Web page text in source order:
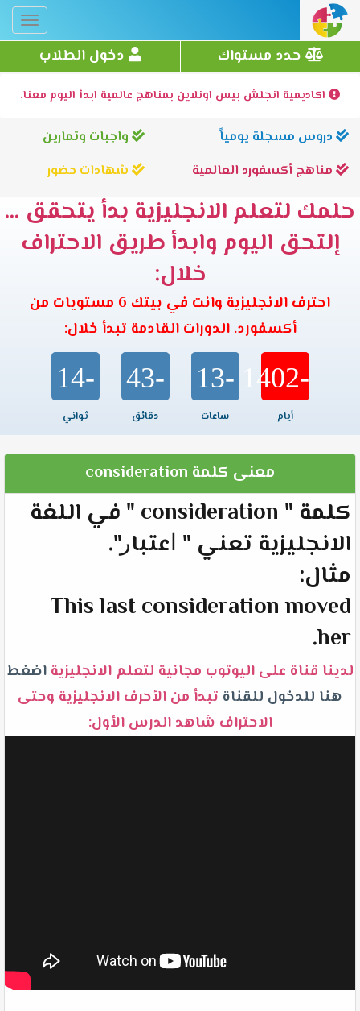
حدد مستواك دخول الطلاب
اكاديمية انجلش بيس اونلاين بمناهج عالمية ابدأ اليوم معنا.
دروس مسجلة يومياً
واجبات وتمارين
مناهج أكسفورد العالمية
شهادات حضور
حلمك لتعلم الانجليزية بدأ يتحقق ...
إلتحق اليوم وابدأ طريق الاحتراف
خلال:
احترف الانجليزية وانت في بيتك 6 مستويات من
أكسفورد. الدورات القادمة تبدأ خلال:
-1402
أيام
-13
ساعات
-43
دقائق
-14
ثواني
معنى كلمة consideration
كلمة " consideration " في اللغة
الانجليزية تعني " ﺍﻋﺘﺒﺎﺭ".
مثال:
This last consideration moved
her.
لدينا قناة على اليوتوب مجانية لتعلم الانجليزيةاضغط
هنا للدخول للقناة تبدأ من الأحرف الانجليزية وحتى
الاحتراف شاهد الدرس الأول: